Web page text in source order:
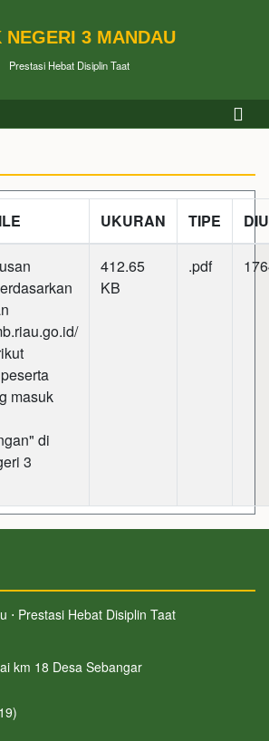
NEGERI 3 MANDAU
Prestasi Hebat Disiplin Taat
UKURAN TIPE
masuk
di
3
412.65
KB
.pdf
⋅ Prestasi Hebat Disiplin Taat
km 18 Desa Sebangar